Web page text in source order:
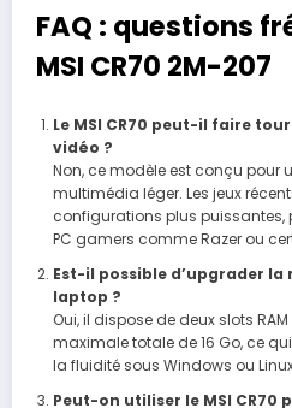
FAQ : questions
MSI CR70 2M-207
Le MSI CR70 peut-il faire
vidéo ?
Non, ce modèle est conçu pour
multimédia léger. Les jeux
configurations plus
PC gamers comme Razer ou
Est-il possible d’upgrader la
laptop ?
Oui, il dispose de deux slots
maximale totale de 16 Go, ce
la fluidité sous Windows ou
Peut-on utiliser le MSI CR70